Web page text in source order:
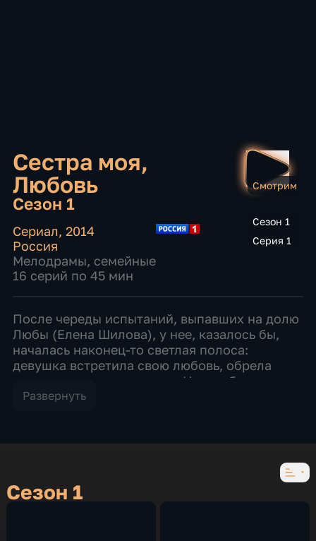
Сестра моя,
Любовь
Сезон 1
Смотрим
Сезон 1
Серия 1
Сериал,2014
Россия
Мелодрамы, семейные
16 серий по 45 мин
После череды испытаний, выпавших на долю
Любы (Елена Шилова), у нее, казалось бы,
началась наконец-то светлая полоса:
девушка встретила свою любовь, обрела
настоящего отца и сестру. Но как быть, если
внезапно оказывается, что стать счастливой
тяжелой болезни матери вынуждена была
взять академический отпуск. Кроме того, у
Развернуть
Сезон 1